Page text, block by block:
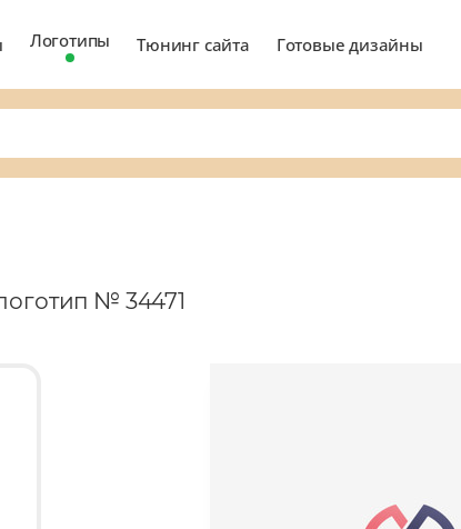
Логотипы Тюнинг сайта Готовые дизайны
№ 34471